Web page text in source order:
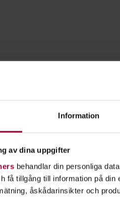
Information
av dina uppgifter
behandlar din personliga
få tillgång till information på
åskådarinsikter och
och
är nybörjare
Bland annat kan
ekologi och